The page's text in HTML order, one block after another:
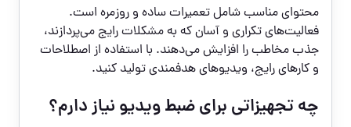
محتوای مناسب شامل تعمیرات ساده و روزمره است.
فعالیت‌های تکراری و آسان که به مشکلات رایج می‌پردازند،
جذب مخاطب را افزایش می‌دهند. با استفاده از اصطلاحات
و کارهای رایج، ویدیوهای هدفمندی تولید کنید.
چه تجهیزاتی برای ضبط ویدیو نیاز دارم؟